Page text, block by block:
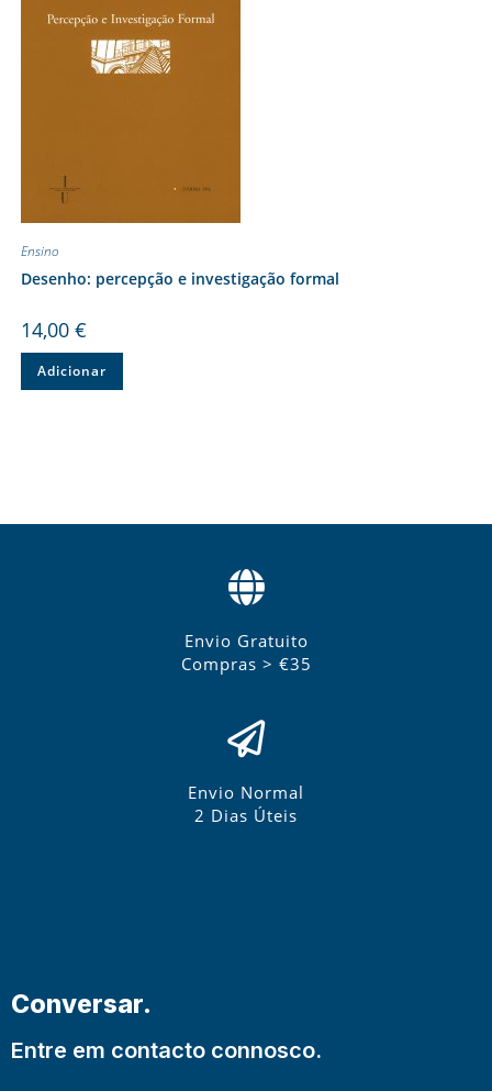
Ensino
Desenho: percepção e investigação formal
14,00 €
Adicionar
Envio Gratuito
Compras > €35
Envio Normal
2 Dias Úteis
Conversar.
Entre em contacto connosco.